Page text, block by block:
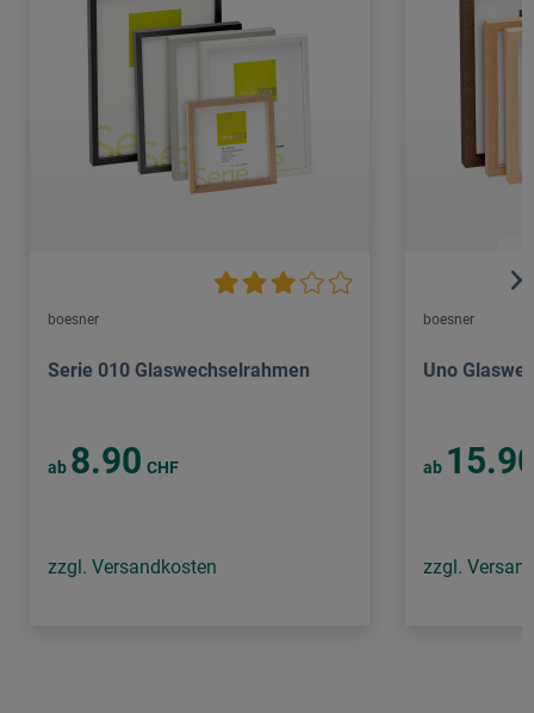
boesner
Serie 010 Glaswechselrahmen
ab 8.90 CHF
zzgl. Versandkosten
boesner
Uno
ab
zzgl.